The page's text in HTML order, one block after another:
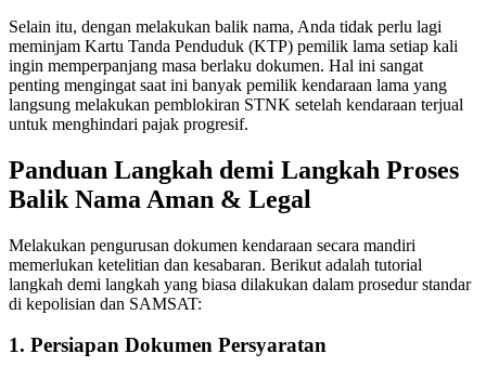
Selain itu, dengan melakukan balik nama, Anda tidak perlu lagi
meminjam Kartu Tanda Penduduk (KTP) pemilik lama setiap kali
ingin memperpanjang masa berlaku dokumen. Hal ini sangat
penting mengingat saat ini banyak pemilik kendaraan lama yang
langsung melakukan pemblokiran STNK setelah kendaraan terjual
untuk menghindari pajak progresif.
Panduan Langkah demi Langkah Proses
Balik Nama Aman & Legal
Melakukan pengurusan dokumen kendaraan secara mandiri
memerlukan ketelitian dan kesabaran. Berikut adalah tutorial
langkah demi langkah yang biasa dilakukan dalam prosedur standar
di kepolisian dan SAMSAT:
1. Persiapan Dokumen Persyaratan